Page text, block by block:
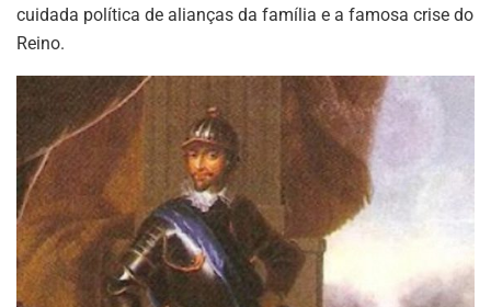
cuidada política de alianças da família e a famosa crise do
Reino.